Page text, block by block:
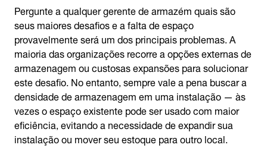
Pergunte a qualquer gerente de armazém quais são
seus maiores desafios e a falta de espaço
provavelmente será um dos principais problemas. A
maioria das organizações recorre a opções externas de
armazenagem ou custosas expansões para solucionar
este desafio. No entanto, sempre vale a pena buscar a
densidade de armazenagem em uma instalação — às
vezes o espaço existente pode ser usado com maior
eficiência, evitando a necessidade de expandir sua
instalação ou mover seu estoque para outro local.